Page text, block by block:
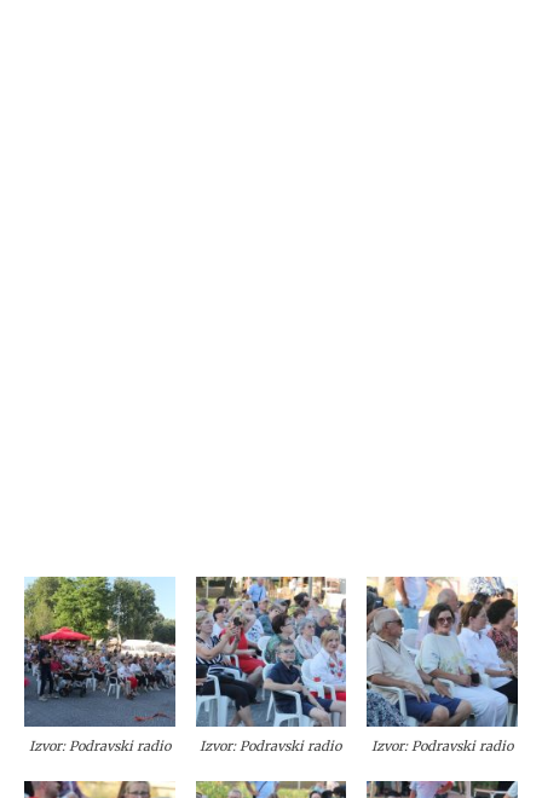
Izvor: Podravski radio Izvor: Podravski radio Izvor: Podravski radio